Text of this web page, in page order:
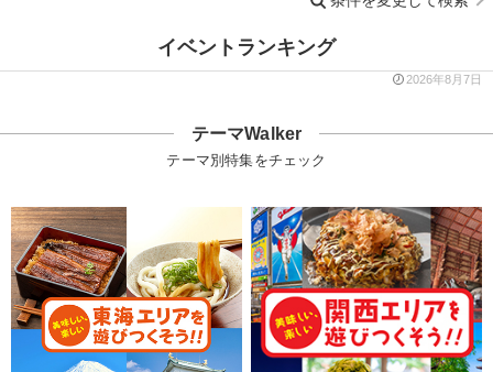
イベントランキング
2026年8月7日
テーマWalker
テーマ別特集をチェック